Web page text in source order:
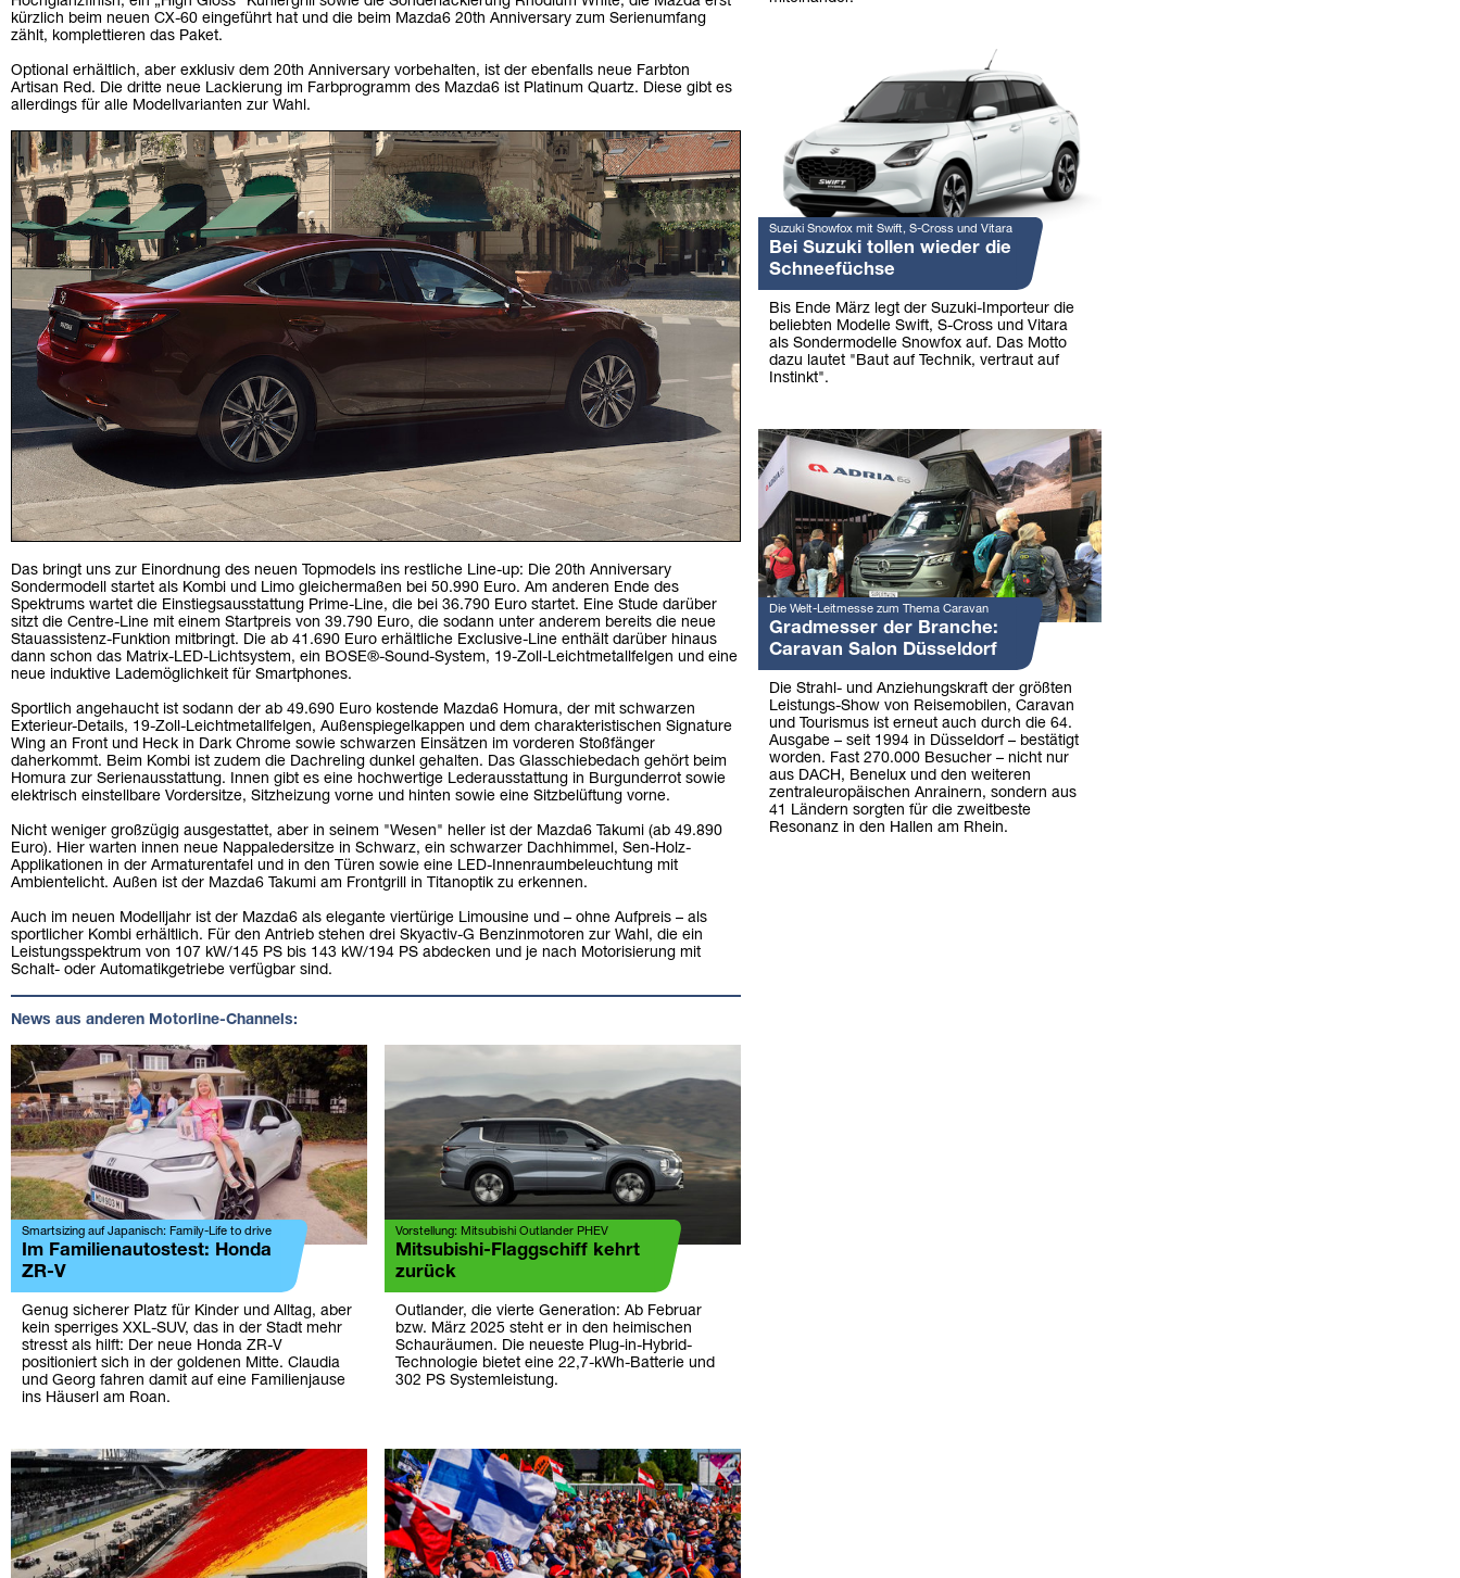
kürzlich beim neuen CX-60 eingeführt hat und die beim Mazda6 20th Anniversary zum Serienumfang
zählt, komplettieren das Paket.
Optional erhältlich, aber exklusiv dem 20th Anniversary vorbehalten, ist der ebenfalls neue Farbton
Artisan Red. Die dritte neue Lackierung im Farbprogramm des Mazda6 ist Platinum Quartz. Diese gibt es
allerdings für alle Modellvarianten zur Wahl.
Das bringt uns zur Einordnung des neuen Topmodels ins restliche Line-up: Die 20th Anniversary
Sondermodell startet als Kombi und Limo gleichermaßen bei 50.990 Euro. Am anderen Ende des
Spektrums wartet die Einstiegsausstattung Prime-Line, die bei 36.790 Euro startet. Eine Stude darüber
sitzt die Centre-Line mit einem Startpreis von 39.790 Euro, die sodann unter anderem bereits die neue
Stauassistenz-Funktion mitbringt. Die ab 41.690 Euro erhältliche Exclusive-Line enthält darüber hinaus
dann schon das Matrix-LED-Lichtsystem, ein BOSE®-Sound-System, 19-Zoll-Leichtmetallfelgen und eine
neue induktive Lademöglichkeit für Smartphones.
Sportlich angehaucht ist sodann der ab 49.690 Euro kostende Mazda6 Homura, der mit schwarzen
Exterieur-Details, 19-Zoll-Leichtmetallfelgen, Außenspiegelkappen und dem charakteristischen Signature
Wing an Front und Heck in Dark Chrome sowie schwarzen Einsätzen im vorderen Stoßfänger
daherkommt. Beim Kombi ist zudem die Dachreling dunkel gehalten. Das Glasschiebedach gehört beim
Homura zur Serienausstattung. Innen gibt es eine hochwertige Lederausstattung in Burgunderrot sowie
elektrisch einstellbare Vordersitze, Sitzheizung vorne und hinten sowie eine Sitzbelüftung vorne.
Nicht weniger großzügig ausgestattet, aber in seinem "Wesen" heller ist der Mazda6 Takumi (ab 49.890
Euro). Hier warten innen neue Nappaledersitze in Schwarz, ein schwarzer Dachhimmel, Sen-Holz-
Applikationen in der Armaturentafel und in den Türen sowie eine LED-Innenraumbeleuchtung mit
Ambientelicht. Außen ist der Mazda6 Takumi am Frontgrill in Titanoptik zu erkennen.
Auch im neuen Modelljahr ist der Mazda6 als elegante viertürige Limousine und – ohne Aufpreis – als
sportlicher Kombi erhältlich. Für den Antrieb stehen drei Skyactiv-G Benzinmotoren zur Wahl, die ein
Leistungsspektrum von 107 kW/145 PS bis 143 kW/194 PS abdecken und je nach Motorisierung mit
Schalt- oder Automatikgetriebe verfügbar sind.
News aus anderen Motorline-Channels:
Smartsizing auf Japanisch: Family-Life to drive
Im Familienautostest: Honda
ZR-V
Genug sicherer Platz für Kinder und Alltag, aber
kein sperriges XXL-SUV, das in der Stadt mehr
stresst als hilft: Der neue Honda ZR-V
positioniert sich in der goldenen Mitte. Claudia
und Georg fahren damit auf eine Familienjause
ins Häuserl am Roan.
Vorstellung: Mitsubishi Outlander PHEV
Mitsubishi-Flaggschiff kehrt
zurück
Outlander, die vierte Generation: Ab Februar
bzw. März 2025 steht er in den heimischen
Schauräumen. Die neueste Plug-in-Hybrid-
Technologie bietet eine 22,7-kWh-Batterie und
302 PS Systemleistung.
Suzuki Snowfox mit Swift, S-Cross und Vitara
Bei Suzuki tollen wieder die
Schneefüchse
Bis Ende März legt der Suzuki-Importeur die
beliebten Modelle Swift, S-Cross und Vitara
als Sondermodelle Snowfox auf. Das Motto
dazu lautet "Baut auf Technik, vertraut auf
Instinkt".
Die Welt-Leitmesse zum Thema Caravan
Gradmesser der Branche:
Caravan Salon Düsseldorf
Die Strahl- und Anziehungskraft der größten
Leistungs-Show von Reisemobilen, Caravan
und Tourismus ist erneut auch durch die 64.
Ausgabe – seit 1994 in Düsseldorf – bestätigt
worden. Fast 270.000 Besucher – nicht nur
aus DACH, Benelux und den weiteren
zentraleuropäischen Anrainern, sondern aus
41 Ländern sorgten für die zweitbeste
Resonanz in den Hallen am Rhein.